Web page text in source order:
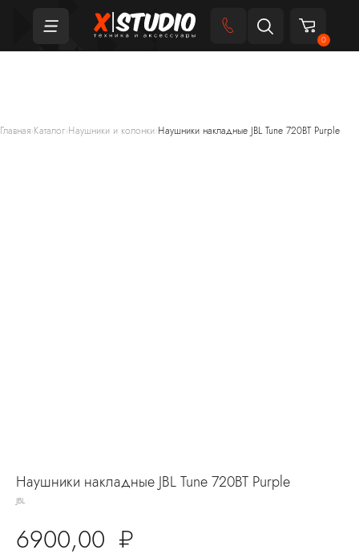
0
Главная Каталог Наушники и колонки Наушники накладные JBL Tune 720BT Purple
Наушники накладные JBL Tune 720BT Purple
JBL
6900,00 ₽